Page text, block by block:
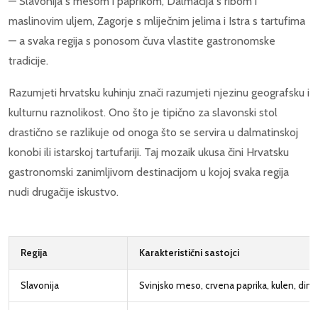
maslinovim uljem, Zagorje s mliječnim jelima i Istra s tartufima
— a svaka regija s ponosom čuva vlastite gastronomske
tradicije.
Razumjeti hrvatsku kuhinju znači razumjeti njezinu geografsku i
kulturnu raznolikost. Ono što je tipično za slavonski stol
drastično se razlikuje od onoga što se servira u dalmatinskoj
konobi ili istarskoj tartufariji. Taj mozaik ukusa čini Hrvatsku
gastronomski zanimljivom destinacijom u kojoj svaka regija
nudi drugačije iskustvo.
Regija Karakteristični sastojci
Slavonija Svinjsko meso, crvena paprika, kulen,